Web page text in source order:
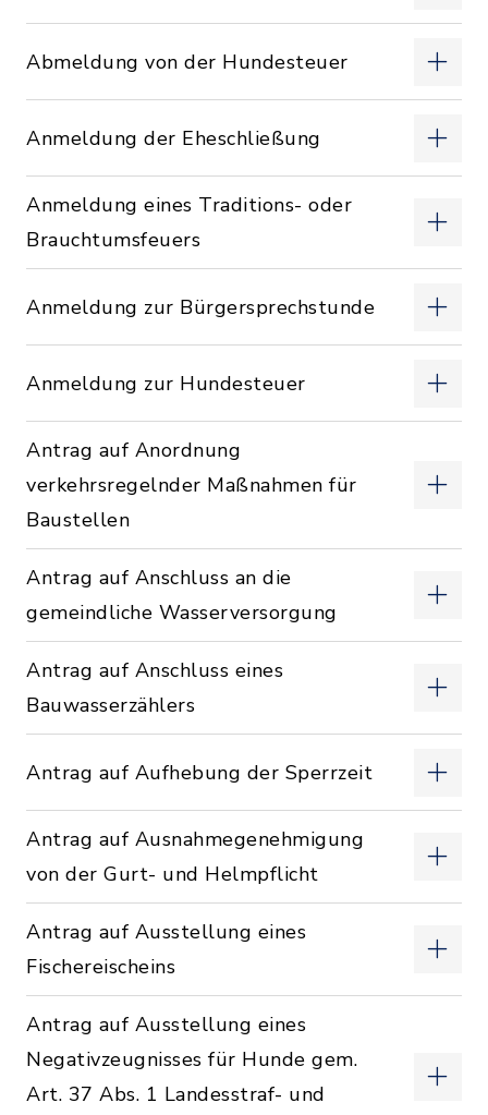
Abmeldung von der Hundesteuer
Anmeldung der Eheschließung
Anmeldung eines Traditions- oder
Brauchtumsfeuers
Anmeldung zur Bürgersprechstunde
Anmeldung zur Hundesteuer
Antrag auf Anordnung
verkehrsregelnder Maßnahmen für
Baustellen
Antrag auf Anschluss an die
gemeindliche Wasserversorgung
Antrag auf Anschluss eines
Bauwasserzählers
Antrag auf Aufhebung der Sperrzeit
Antrag auf Ausnahmegenehmigung
von der Gurt- und Helmpflicht
Antrag auf Ausstellung eines
Fischereischeins
Antrag auf Ausstellung eines
Negativzeugnisses für Hunde gem.
Art. 37 Abs. 1 Landesstraf- und